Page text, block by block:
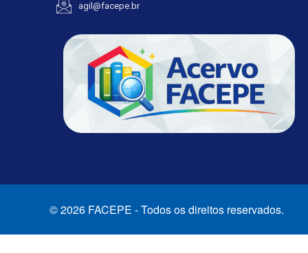
agil@facepe.br
© 2026 FACEPE - Todos os direitos reservados.